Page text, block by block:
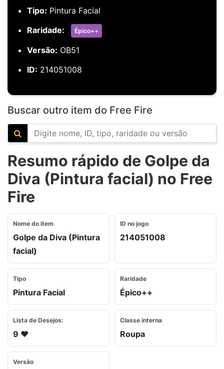
Tipo: Pintura Facial
Raridade:
Épico++
Versão: OB51
ID: 214051008
Buscar outro item do Free Fire
Resumo rápido de Golpe da
Diva (Pintura facial) no Free
Fire
Nome do item
Golpe da Diva (Pintura
facial)
ID no jogo
214051008
Tipo
Pintura Facial
Raridade
Épico++
Lista de Desejos:
9 ❤️
Classe interna
Roupa
Versão